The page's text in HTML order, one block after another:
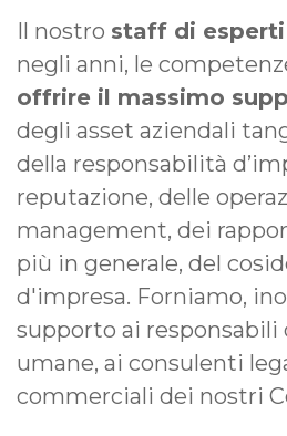
Il nostro staff di esperti
negli anni, le
offrire il massimo
degli asset aziendali
della responsabilità
reputazione, delle
management, dei
più in generale, del
d'impresa. Forniamo,
supporto ai responsabili
umane, ai consulenti
commerciali dei nostri